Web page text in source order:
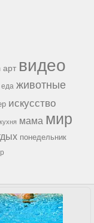
арт видео
еда животные
искусство
кухня мама мир
понедельник